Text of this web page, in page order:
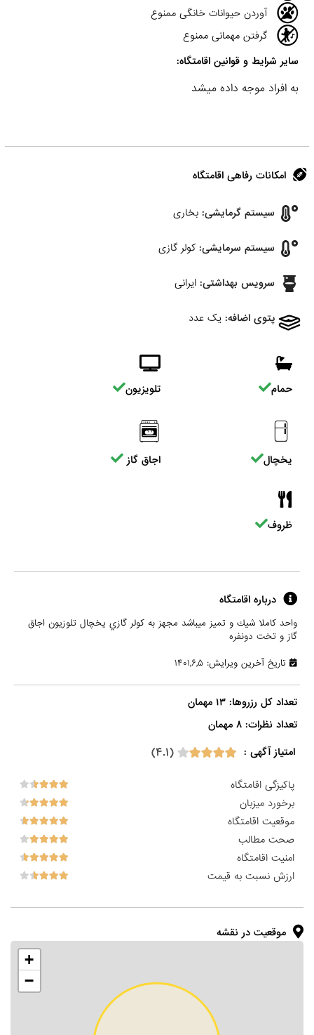
آوردن حیوانات خانگی ممنوع
گرفتن مهمانی ممنوع
سایر شرایط و قوانین اقامتگاه:
به افراد موجه داده ميشد
امکانات رفاهی اقامتگاه
سیستم گرمایشی: بخاری
سیستم سرمایشی: کولر گازی
سرویس بهداشتی: ایرانی
پتوی اضافه: یک عدد
حمام تلویزیون
یخچال اجاق گاز
ظروف
درباره اقامتگاه
واحد كاملا شيك و تميز ميباشد مجهز به كولر گازي يخچال تلوزيون اجاق
گاز و تخت دونفره
تاریخ آخرین ویرایش: ۱۴۰۱,۶,۵
تعداد کل رزروها: ۱۳ مهمان
تعداد نظرات: ۸ مهمان
امتیاز آگهی :
(۴.۱)
پاکیزگی اقامتگاه
برخورد میزبان
موقعیت اقامتگاه
صحت مطالب
امنیت اقامتگاه
ارزش نسبت به قیمت
موقعیت در نقشه
+
−